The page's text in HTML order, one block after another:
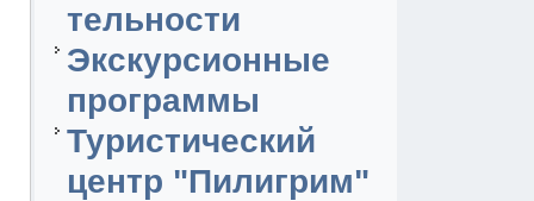
тельности
Экскурсионные
программы
Туристический
центр "Пилигрим"